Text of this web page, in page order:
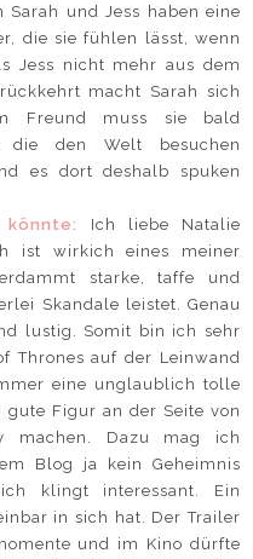
und Jess haben eine
die sie fühlen lässt, wenn
Jess nicht mehr aus dem
macht Sarah sich
Freund muss sie bald
die den Welt besuchen
es dort deshalb spuken
Ich liebe Natalie
ist wirkich eines meiner
starke, taffe und
Skandale leistet. Genau
lustig. Somit bin ich sehr
Thrones auf der Leinwand
eine unglaublich tolle
Figur an der Seite von
machen. Dazu mag ich
Blog ja kein Geheimnis
klingt interessant. Ein
in sich hat. Der Trailer
und im Kino dürfte